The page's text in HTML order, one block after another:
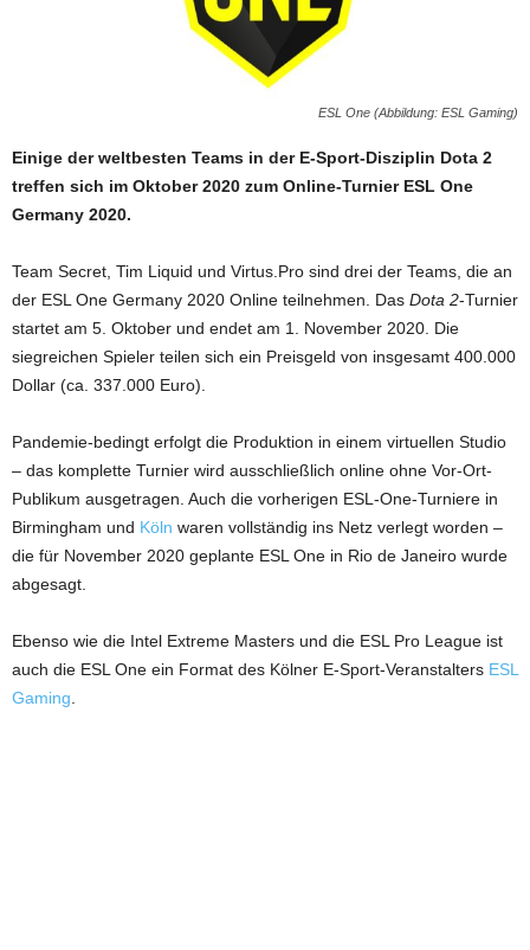
ESL One (Abbildung: ESL Gaming)
Einige der weltbesten Teams in der E-Sport-Disziplin Dota 2
treffen sich im Oktober 2020 zum Online-Turnier ESL One
Germany 2020.
Team Secret, Tim Liquid und Virtus.Pro sind drei der Teams, die an
der ESL One Germany 2020 Online teilnehmen. Das Dota 2-Turnier
startet am 5. Oktober und endet am 1. November 2020. Die
siegreichen Spieler teilen sich ein Preisgeld von insgesamt 400.000
Dollar (ca. 337.000 Euro).
Pandemie-bedingt erfolgt die Produktion in einem virtuellen Studio
– das komplette Turnier wird ausschließlich online ohne Vor-Ort-
Publikum ausgetragen. Auch die vorherigen ESL-One-Turniere in
Birmingham und Köln waren vollständig ins Netz verlegt worden –
die für November 2020 geplante ESL One in Rio de Janeiro wurde
abgesagt.
Ebenso wie die Intel Extreme Masters und die ESL Pro League ist
auch die ESL One ein Format des Kölner E-Sport-Veranstalters ESL
Gaming